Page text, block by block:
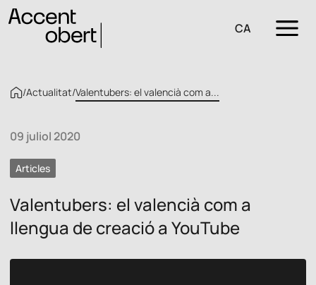
CA
/Actualitat/Valentubers: el valencià com a...
09 juliol 2020
Articles
Valentubers: el valencià com a
llengua de creació a YouTube